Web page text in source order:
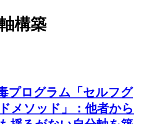
構築
プログラム「セルフグ
メソッド」：他者から